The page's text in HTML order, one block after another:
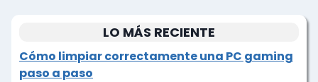
LO MÁS RECIENTE
Cómo limpiar correctamente una PC gaming
paso a paso